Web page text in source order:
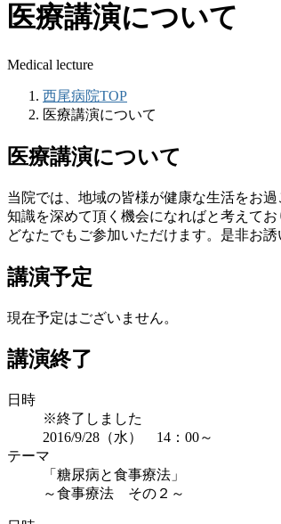
医療講演について
Medical lecture
西尾病院TOP
医療講演について
医療講演について
当院では、地域の皆様が健康な生活をお
知識を深めて頂く機会になればと考えてお
どなたでもご参加いただけます。是非お
講演予定
現在予定はございません。
講演終了
日時
※終了しました
2016/9/28（水） 14：00～
テーマ
「糖尿病と食事療法」
～食事療法 その２～